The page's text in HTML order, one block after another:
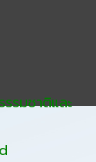
รมชาติและ